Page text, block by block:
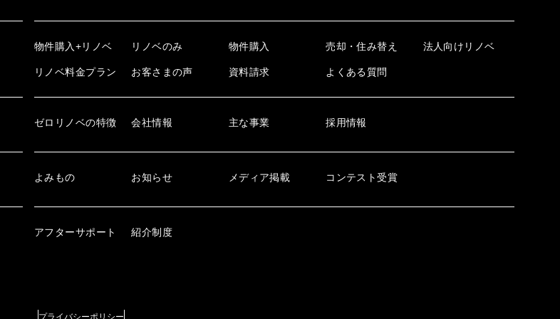
物件購入+リノベ リノベのみ 物件購入 売却・住み替え 法人向けリノベ
リノベ料金プラン お客さまの声 資料請求 よくある質問
ゼロリノベの特徴 会社情報 主な事業 採用情報
よみもの お知らせ メディア掲載 コンテスト受賞
アフターサポート 紹介制度
プライバシーポリシー